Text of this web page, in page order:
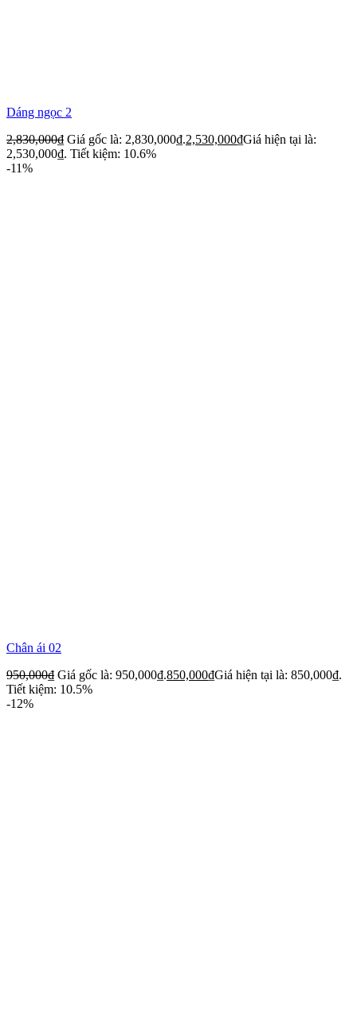
Dáng ngọc 2
2,830,000₫ Giá gốc là: 2,830,000₫.2,530,000₫Giá hiện tại là:
2,530,000₫. Tiết kiệm: 10.6%
-11%
Chân ái 02
950,000₫ Giá gốc là: 950,000₫.850,000₫Giá hiện tại là: 850,000₫.
Tiết kiệm: 10.5%
-12%